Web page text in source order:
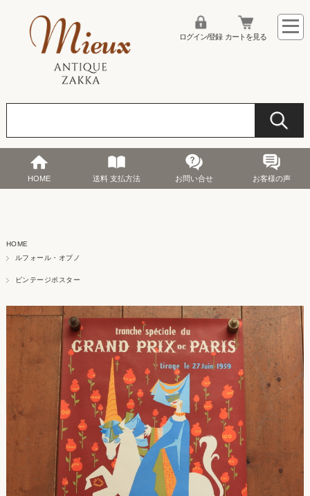
ログイン/登録 カートを見る
HOME 送料 支払方法 お問い合せ お客様の声
HOME
ルフォール・オプノ
ビンテージポスター